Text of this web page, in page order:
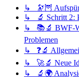
↳ 🔭🦉
↳ 🔬 Schritt 2:
↳ 📚🔬 BWF-
Problemen
↳ ❓🔬
↳ 🚀🔬 Neue
↳ 🔬🌍